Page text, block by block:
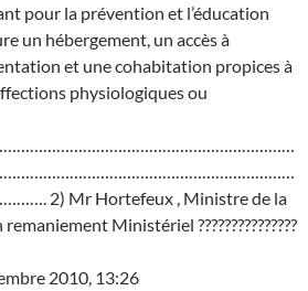
pour la prévention et l’éducation
un hébergement, un accès à
et une cohabitation propices à
physiologiques ou
2) Mr Hortefeux , Ministre de la
Ministériel ???????????????
2010, 13:26